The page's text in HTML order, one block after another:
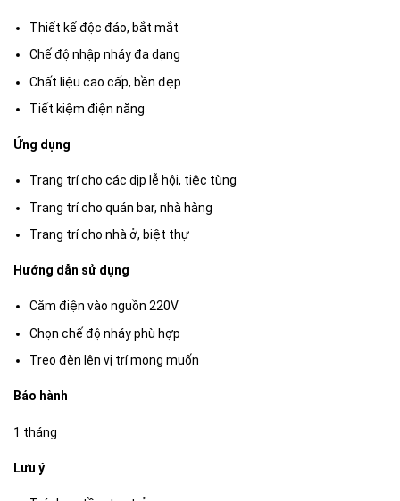
Thiết kế độc đáo, bắt mắt
Chế độ nhập nháy đa dạng
Chất liệu cao cấp, bền đẹp
Tiết kiệm điện năng
Ứng dụng
Trang trí cho các dịp lễ hội, tiệc tùng
Trang trí cho quán bar, nhà hàng
Trang trí cho nhà ở, biệt thự
Hướng dẫn sử dụng
Cắm điện vào nguồn 220V
Chọn chế độ nháy phù hợp
Treo đèn lên vị trí mong muốn
Bảo hành
1 tháng
Lưu ý